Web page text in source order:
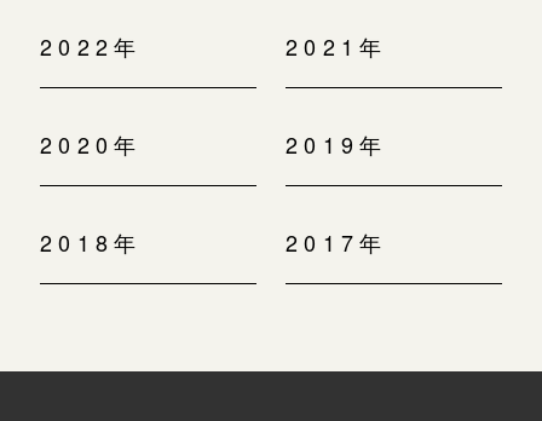
2022年 2021年
2020年 2019年
2018年 2017年